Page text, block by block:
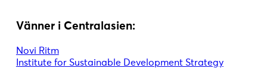
Vänner i Centralasien:
Novi Ritm
Institute for Sustainable Development Strategy